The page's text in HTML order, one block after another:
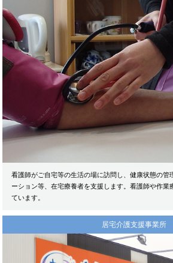
看護師がご自宅等の生活の場に訪問し、健康状態の管
ーション等、在宅療養者を支援します。看護師や作業
ています。
居宅介護支援事業所